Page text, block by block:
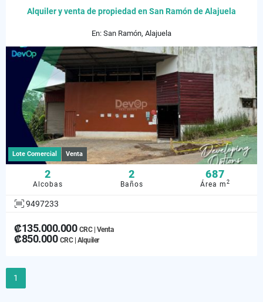
Alquiler y venta de propiedad en San Ramón de Alajuela
En: San Ramón, Alajuela
Lote Comercial Venta
2
Alcobas
2
Baños
687
Área m2
9497233
₡135.000.000 CRC | Venta
₡850.000 CRC | Alquiler
1